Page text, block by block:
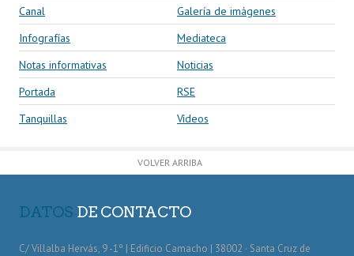
Canal
Galería de imágenes
Infografías
Mediateca
Notas informativas
Noticias
Portada
RSE
Tanquillas
Vídeos
VOLVER ARRIBA
DATOS DE CONTACTO
C/ Villalba Hervás, 9 -1º | Edificio Camacho | 38002 · Santa Cruz de